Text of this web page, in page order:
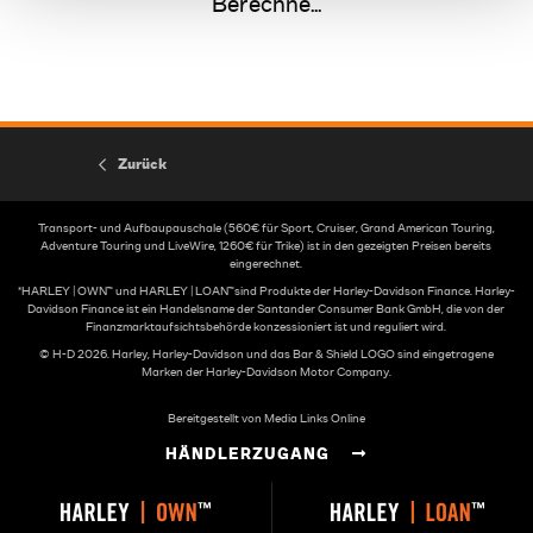
Berechne...
Zurück
Transport- und Aufbaupauschale (560€ für Sport, Cruiser, Grand American Touring,
Adventure Touring und LiveWire, 1260€ für Trike) ist in den gezeigten Preisen bereits
eingerechnet.
*HARLEY | OWN™ und HARLEY | LOAN™sind Produkte der Harley-Davidson Finance. Harley-
Davidson Finance ist ein Handelsname der Santander Consumer Bank GmbH, die von der
Finanzmarktaufsichtsbehörde konzessioniert ist und reguliert wird.
© H-D 2026. Harley, Harley-Davidson und das Bar & Shield LOGO sind eingetragene
Marken der Harley-Davidson Motor Company.
Bereitgestellt von Media Links Online
HÄNDLERZUGANG